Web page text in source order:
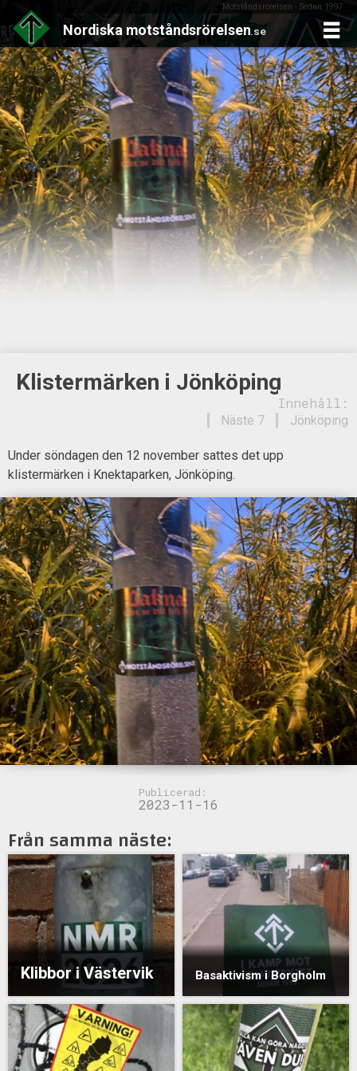
Motståndsrörelsen - Sedan 1997
Nordiska motståndsrörelsen.se
Skip
content
Klistermärken i Jönköping
Innehåll:
Jönköping
Näste 7
Under söndagen den 12 november sattes det upp
klistermärken i Knektaparken, Jönköping.
Publicerad:
2023-11-16
Från samma näste:
Klibbor i Västervik Basaktivism i Borgholm